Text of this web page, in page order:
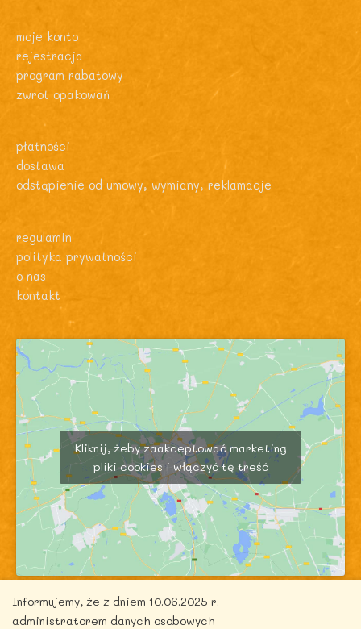
moje konto
rejestracja
program rabatowy
zwrot opakowań
płatności
dostawa
odstąpienie od umowy, wymiany, reklamacje
regulamin
polityka prywatności
o nas
kontakt
Kliknij, żeby zaakceptować marketing
pliki cookies i włączyć tę treść
Informujemy, że z dniem 10.06.2025 r.
administratorem danych osobowych